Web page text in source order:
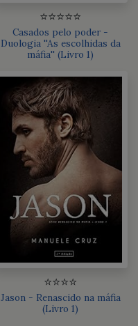
⭐⭐⭐⭐⭐
Casados pelo poder -
Duologia ''As escolhidas da
máfia'' (Livro 1)
⭐⭐⭐⭐
Jason - Renascido na máfia
(Livro 1)